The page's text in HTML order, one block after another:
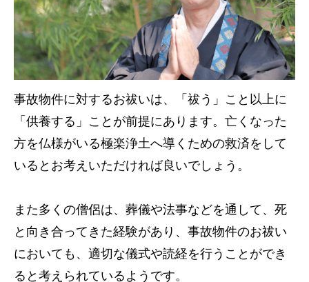
事故物件に対するお祓いは、「祓う」こと以上に
「供養する」ことが前提にあります。亡くなった
方を仏様がいる極楽浄土へ導くための救済をして
いるとお考えいただければ良いでしょう。
また多くの僧侶は、葬儀や法事などを通して、死
と向き合ってきた経験があり、事故物件のお祓い
においても、適切な儀式や読経を行うことができ
ると考えられているようです。